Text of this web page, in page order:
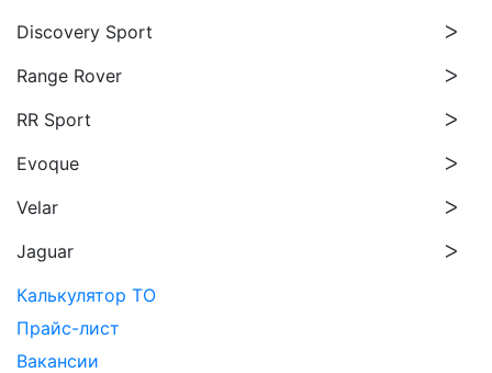
Discovery Sport
Range Rover
RR Sport
Evoque
Velar
Jaguar
Калькулятор ТО
Прайс-лист
Вакансии